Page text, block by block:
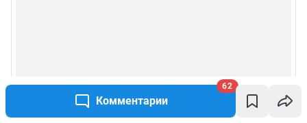
Комментарии
62